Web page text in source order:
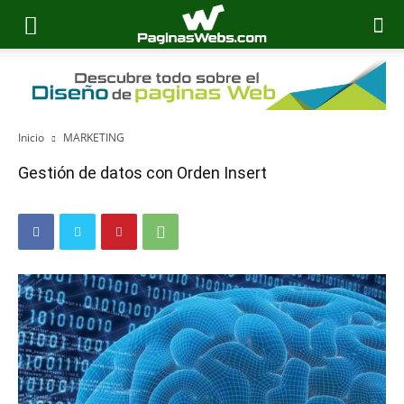
Inicio MARKETING
Gestión de datos con Orden Insert